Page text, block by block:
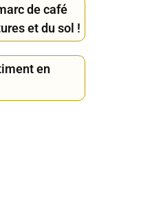
de café
et du sol !
en